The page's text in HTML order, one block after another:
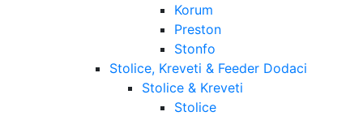
Korum
Preston
Stonfo
Stolice, Kreveti & Feeder Dodaci
Stolice & Kreveti
Stolice